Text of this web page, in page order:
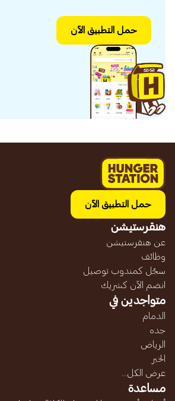
حمل التطبيق الآن
حمل التطبيق الآن
هنقرستيشن
عن هنقرستيشن
وظائف
سجّل كمندوب توصيل
انضم الآن كشريك
متواجدين في
الدمام
جده
الرياض
الخبر
عرض الكل...
مساعدة